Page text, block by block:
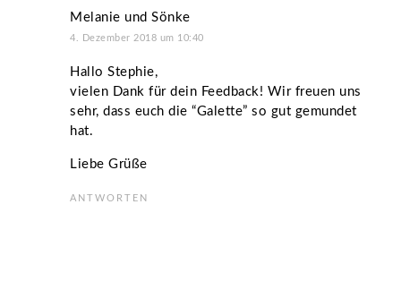
Melanie und Sönke
4. Dezember 2018 um 10:40
Hallo Stephie,
vielen Dank für dein Feedback! Wir freuen uns
sehr, dass euch die “Galette” so gut gemundet
hat.
Liebe Grüße
ANTWORTEN